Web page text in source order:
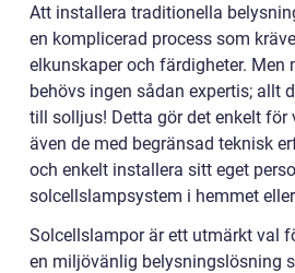
Att installera traditionella
en komplicerad process som
elkunskaper och färdigheter. Men
behövs ingen sådan expertis; allt
till solljus! Detta gör det enkelt för
även de med begränsad teknisk
och enkelt installera sitt eget
solcellslampsystem i hemmet
Solcellslampor är ett utmärkt val
en miljövänlig belysningslösning